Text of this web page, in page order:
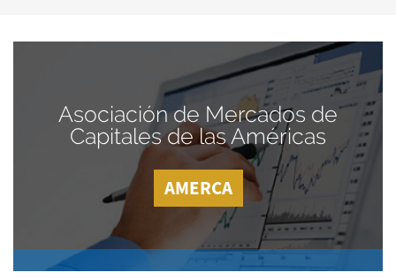
Asociación de Mercados de
Capitales de las Américas
AMERCA